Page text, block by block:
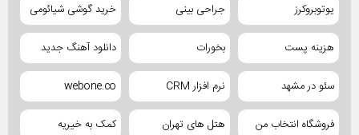
یوتوبروکرز جراحی بینی خرید گوشی شیائومی
هزینه پست بخورات دانلود آهنگ جدید
سئو در مشهد نرم افزار CRM webone.co
فروشگاه انتخاب من هتل های تهران کمک به خیریه